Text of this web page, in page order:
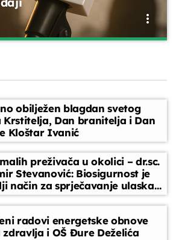
- 15:30
dana
informacije
15:40
- 15:45
more_vert
iz Ivanić-Grada i okolice. Kroz
i prisjećanja bilježimo trenutke koji
obilježen blagdan svetog
Dan branitelja i Dan
Kloštar Ivanić
preživača u okolici – dr.sc.
Stevanović: Biosigurnost je
način za sprječavanje ulaska
radovi energetske obnove
zdravlja i OŠ Đure Deželića